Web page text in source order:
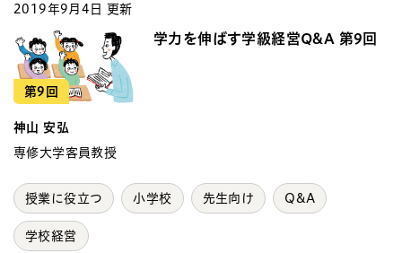
2019年9月4日 更新
第9回
学力を伸ばす学級経営Q&A 第9回
神山 安弘
専修大学客員教授
授業に役立つ 小学校 先生向け Q&A
学校経営